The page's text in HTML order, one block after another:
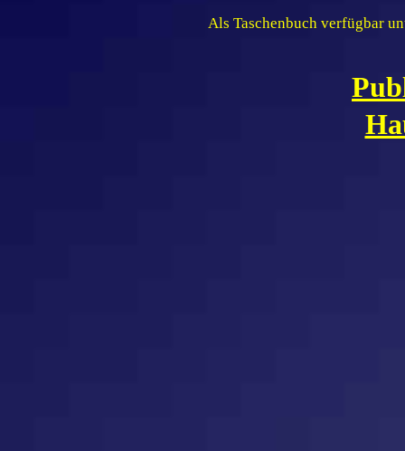
Als Taschenbuch verfügbar